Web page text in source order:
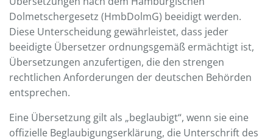
Dolmetschergesetz (HmbDolmG) beeidigt werden.
Diese Unterscheidung gewährleistet, dass jeder
beeidigte Übersetzer ordnungsgemäß ermächtigt ist,
Übersetzungen anzufertigen, die den strengen
rechtlichen Anforderungen der deutschen Behörden
entsprechen.
Eine Übersetzung gilt als „beglaubigt“, wenn sie eine
offizielle Beglaubigungserklärung, die Unterschrift des